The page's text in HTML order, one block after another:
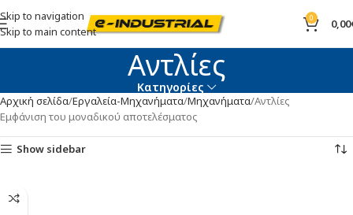
Skip to navigation
Skip to main content
0 0,00
Αντλίες
Κατηγορίες
Αρχική σελίδα Εργαλεία-Μηχανήματα Μηχανήματα Αντλίες
Εμφάνιση του μοναδικού αποτελέσματος
Show sidebar